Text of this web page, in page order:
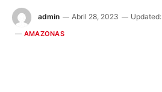
admin Abril 28, 2023 Updated:
AMAZONAS